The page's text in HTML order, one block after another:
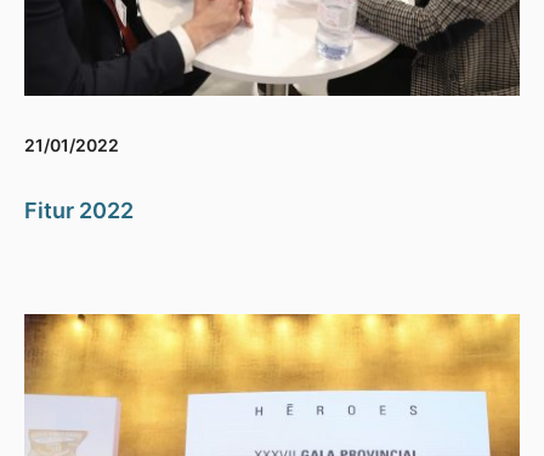
21/01/2022
Fitur 2022